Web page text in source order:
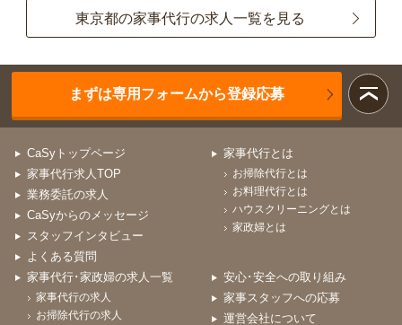
東京都の家事代行の求人一覧を見る
まずは専用フォームから登録応募
CaSyトップページ
家事代行求人TOP
業務委託の求人
CaSyからのメッセージ
スタッフインタビュー
よくある質問
家事代行とは
お掃除代行とは
お料理代行とは
ハウスクリーニングとは
家政婦とは
家事代行･家政婦の求人一覧
家事代行の求人
お掃除代行の求人
安心･安全への取り組み
家事スタッフへの応募
運営会社について